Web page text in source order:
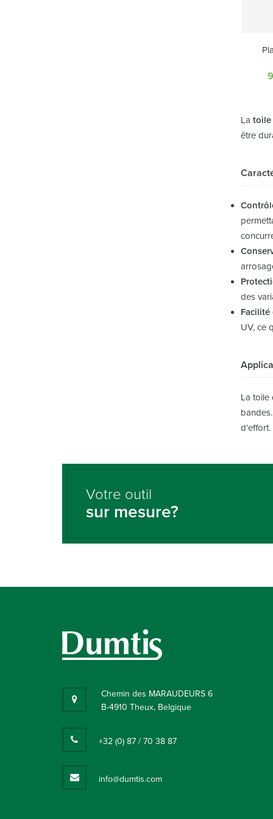
La toile
être
des
Facilité
UV, ce
La toile
d’effort.
Votre outil
sur mesure?
Chemin des MARAUDEURS 6
B-4910 Theux, Belgique
+32 (0) 87 / 70 38 87
info@dumtis.com